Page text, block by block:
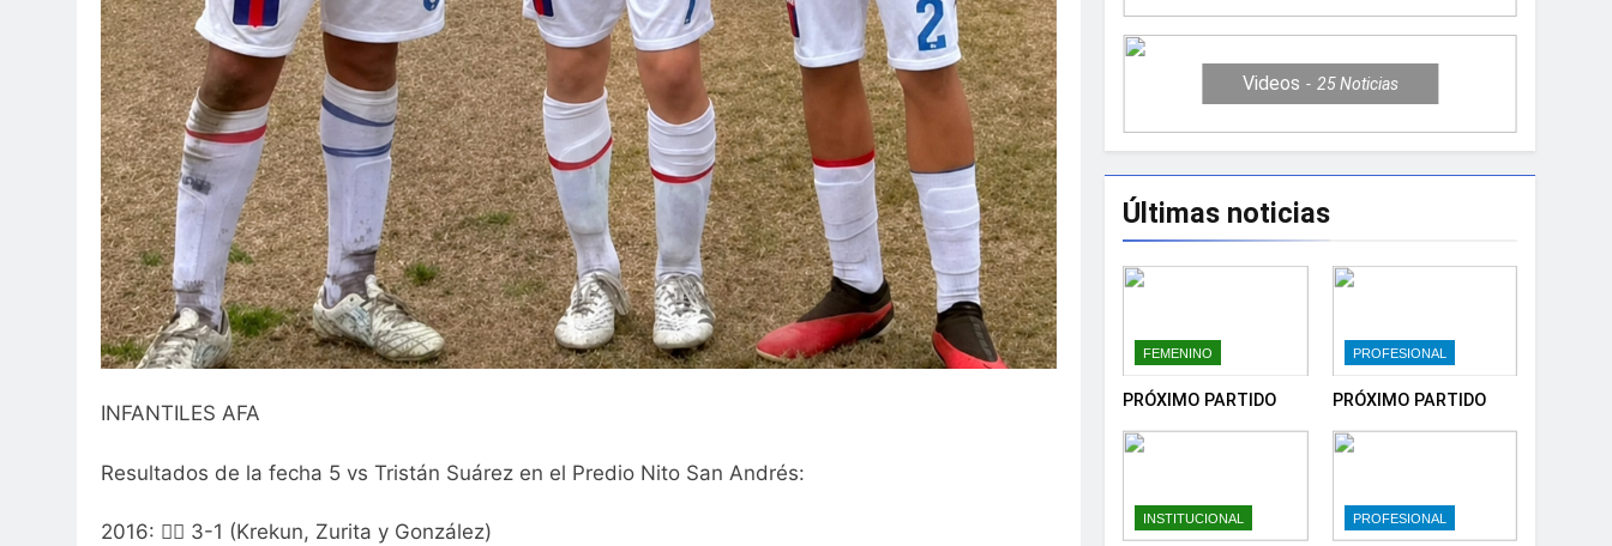
INFANTILES AFA
Resultados de la fecha 5 vs Tristán Suárez en el Predio Nito San Andrés:
2016: 👍🏻 3-1 (Krekun, Zurita y González)
Videos 25Noticias
Últimas noticias
FEMENINO
PRÓXIMO PARTIDO
PROFESIONAL
PRÓXIMO PARTIDO
INSTITUCIONAL PROFESIONAL